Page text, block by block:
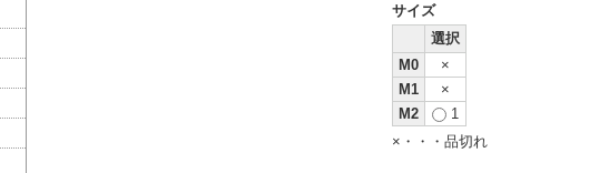
サイズ
選択
M0
×
M1
×
M2
1
×・・・品切れ